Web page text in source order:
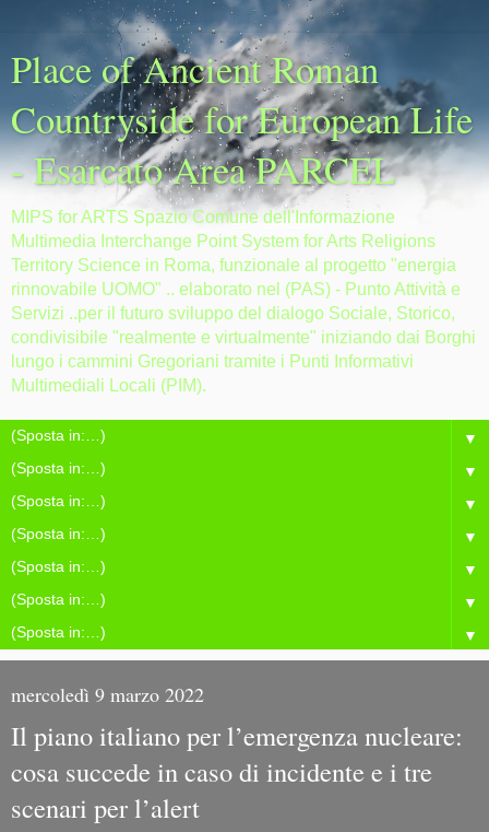
Place of Ancient Roman
Countryside for European Life
- Esarcato Area PARCEL
MIPS for ARTS Spazio Comune dell'Informazione
Multimedia Interchange Point System for Arts Religions
Territory Science in Roma, funzionale al progetto "energia
rinnovabile UOMO" .. elaborato nel (PAS) - Punto Attività e
Servizi ..per il futuro sviluppo del dialogo Sociale, Storico,
condivisibile "realmente e virtualmente" iniziando dai Borghi
lungo i cammini Gregoriani tramite i Punti Informativi
Multimediali Locali (PIM).
▼
▼
▼
▼
▼
▼
▼
mercoledì 9 marzo 2022
Il piano italiano per l’emergenza nucleare:
cosa succede in caso di incidente e i tre
scenari per l’alert